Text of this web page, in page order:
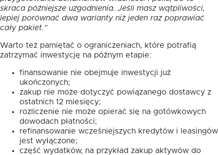
skraca późniejsze uzgodnienia. Jeśli masz wątpliwości,
lepiej porównać dwa warianty niż jeden raz poprawiać
cały pakiet.”
Warto też pamiętać o ograniczeniach, które potrafią
zatrzymać inwestycję na późnym etapie:
finansowanie nie obejmuje inwestycji już
ukończonych;
zakup nie może dotyczyć powiązanego dostawcy z
ostatnich 12 miesięcy;
rozliczenie nie może opierać się na gotówkowych
dowodach płatności;
refinansowanie wcześniejszych kredytów i leasingów
jest wyłączone;
część wydatków, na przykład zakup aktywów do